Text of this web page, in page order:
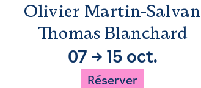
Olivier Martin-Salvan
Thomas Blanchard
07 → 15 oct.
Réserver